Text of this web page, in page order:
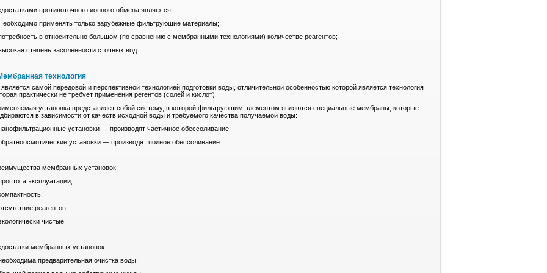
противоточного ионного обмена являются:
применять только зарубежные фильтрующие материалы;
в относительно большом (по сравнению с мембранными технологиями) количестве реагентов;
степень засоленности сточных вод
технология
самой передовой и перспективной технологией подготовки воды, отличительной особенностью которой является технология
практически не требует применения регентов (солей и кислот).
установка представляет собой систему, в которой фильтрующим элементом являются специальные мембраны, которые
в зависимости от качеств исходной воды и требуемого качества получаемой воды:
установки — производят частичное обессоливание;
установки — производят полное обессоливание.
мембранных установок:
эксплуатации;
реагентов;
чистые.
мембранных установок:
предварительная очистка воды;